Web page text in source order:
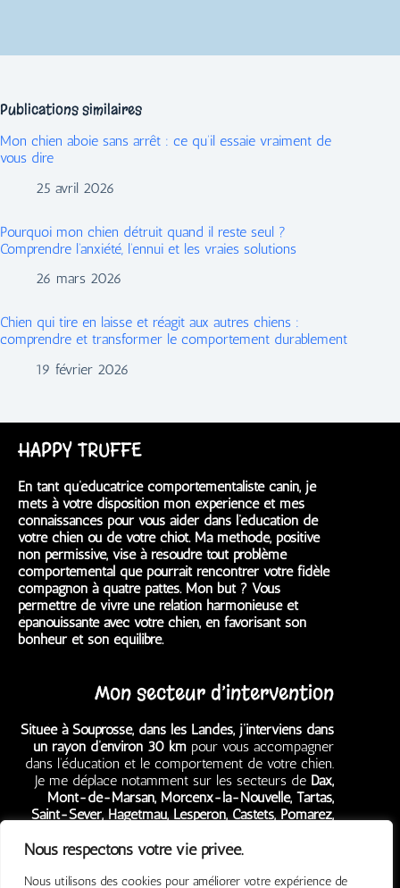
Nous respectons votre vie privée.
Nous utilisons des cookies pour améliorer votre expérience de
Publications similaires
Mon chien aboie sans arrêt : ce qu’il essaie vraiment de
vous dire
25 avril 2026
Pourquoi mon chien détruit quand il reste seul ?
Comprendre l’anxiété, l’ennui et les vraies solutions
26 mars 2026
Chien qui tire en laisse et réagit aux autres chiens :
comprendre et transformer le comportement durablement
19 février 2026
HAPPY TRUFFE
En tant qu’éducatrice comportementaliste canin, je
mets à votre disposition mon expérience et mes
connaissances pour vous aider dans l’éducation de
votre chien ou de votre chiot. Ma méthode, positive
non permissive, vise à résoudre tout problème
comportemental que pourrait rencontrer votre fidèle
compagnon à quatre pattes. Mon but ? Vous
permettre de vivre une relation harmonieuse et
épanouissante avec votre chien, en favorisant son
bonheur et son équilibre.
Mon secteur d’intervention
Située à Souprosse, dans les Landes, j’interviens dans
un rayon d’environ 30 km pour vous accompagner
dans l’éducation et le comportement de votre chien.
Je me déplace notamment sur les secteurs de Dax,
Mont-de-Marsan, Morcenx-la-Nouvelle, Tartas,
Saint-Sever, Hagetmau, Lesperon, Castets, Pomarez,
Saturnin, Rion-des-Landes, Villeneuve-de-Marsan,
Pouillon, Narrosse, Saint-Paul-lès-Dax, Pontonx-